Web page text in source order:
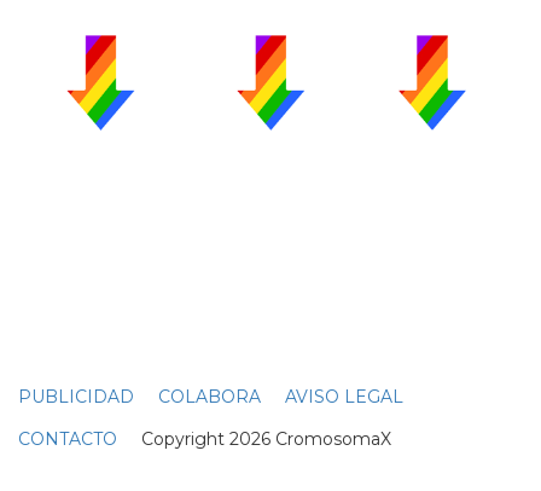
PUBLICIDAD COLABORA
AVISO LEGAL
CONTACTO Copyright 2026 CromosomaX